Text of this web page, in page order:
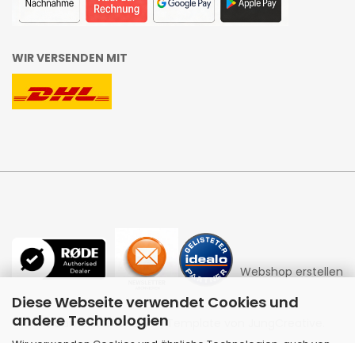
Diese Webseite verwendet Cookies und
andere Technologien
WIR VERSENDEN MIT
Webshop erstellen
mit Gambio.de © 2026 | Template von